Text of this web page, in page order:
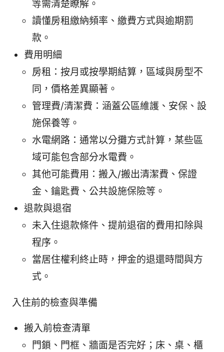
等需清楚瞭解。
讀懂房租繳納頻率、繳費方式與逾期罰
款。
費用明細
房租：按月或按學期結算，區域與房型不
同，價格差異顯著。
管理費/清潔費：涵蓋公區維護、安保、設
施保養等。
水電網路：通常以分攤方式計算，某些區
域可能包含部分水電費。
其他可能費用：搬入/搬出清潔費、保證
金、鑰匙費、公共設施保險等。
退款與退宿
未入住退款條件、提前退宿的費用扣除與
程序。
當居住權利終止時，押金的退還時間與方
式。
入住前的檢查與準備
搬入前檢查清單
門鎖、門框、牆面是否完好；床、桌、櫃